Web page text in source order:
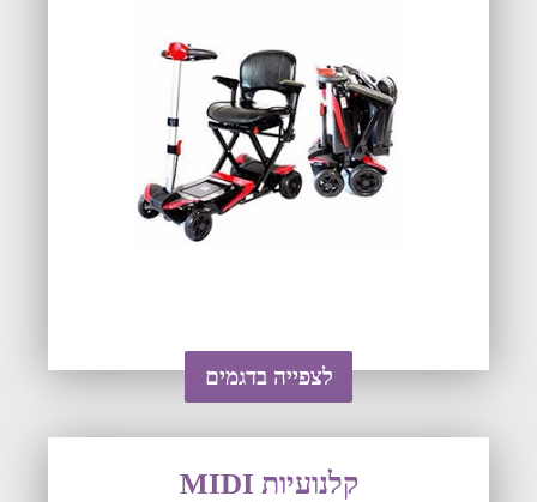
לצפייה בדגמים
קלנועיות MIDI